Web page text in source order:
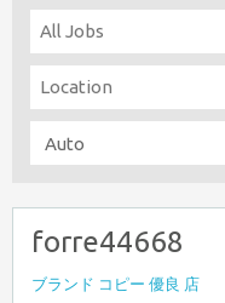
forre44668
ブランド コピー 優良 店